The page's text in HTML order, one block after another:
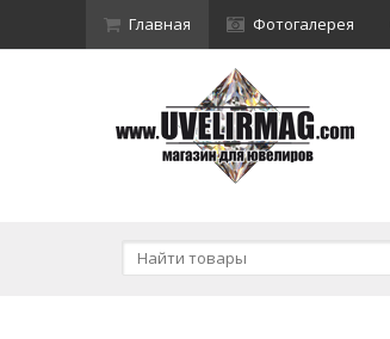
Главная Фотогалерея